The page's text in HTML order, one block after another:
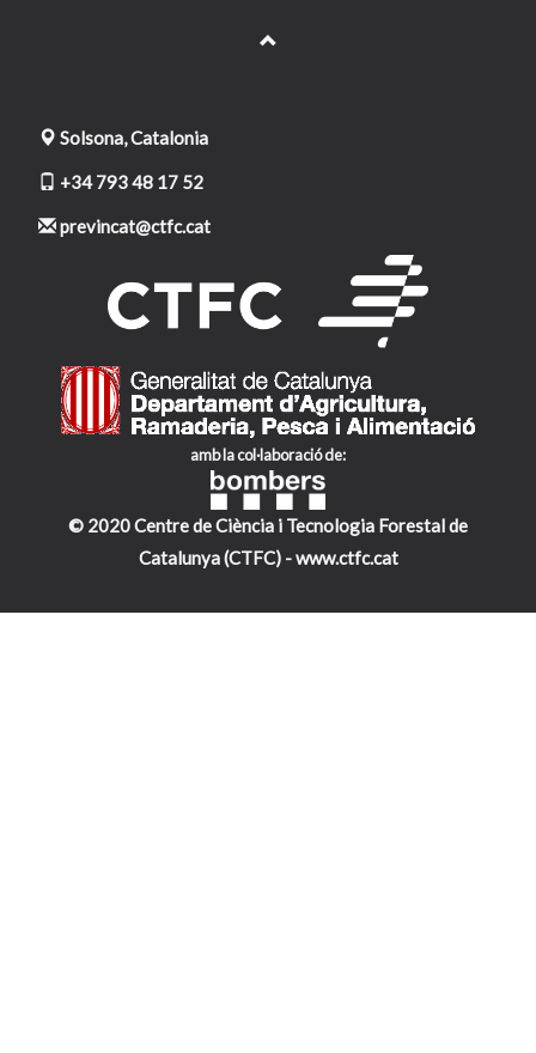
Solsona, Catalonia
+34 793 48 17 52
previncat@ctfc.cat
amb la col·laboració de:
© 2020 Centre de Ciència i Tecnologia Forestal de
Catalunya (CTFC) -www.ctfc.cat